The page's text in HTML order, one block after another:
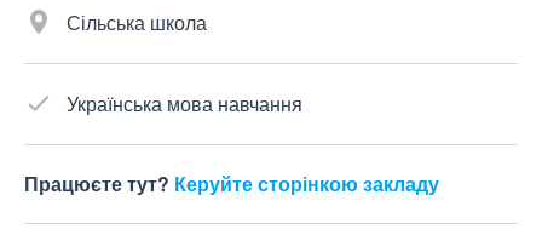
Сільська школа
Українська мова навчання
Працюєте тут? Керуйте сторінкою закладу